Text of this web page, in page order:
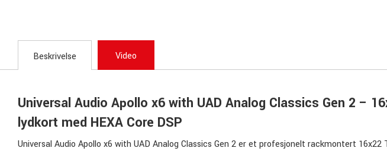
Beskrivelse Video
Universal Audio Apollo x6 with UAD Analog Classics Gen 2 –
lydkort med HEXA Core DSP
Universal Audio Apollo x6 with UAD Analog Classics Gen 2 er et profesjonelt rackmontert